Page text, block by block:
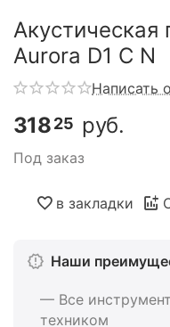
Акустическая
Aurora D1 C N
Написать
31825 руб.
Под заказ
в закладки
Наши
— Все
техником